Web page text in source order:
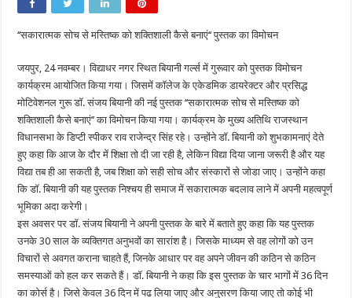
युग
डॉ.
बियानी
‘‘सकारात्मक सोच से मस्तिष्क को शक्तिशाली कैसे बनाएं‘‘ पुस्तक का विमोचन
जयपुर, 24 नवम्बर। विद्याधर नगर स्थित बियानी गर्ल्स में गुरूवार को पुस्तक विमोचन
कार्यक्रम आयोजित किया गया। जिसमें कॉलेज के एकेडमिक डायरेक्टर और प्रसिद्ध
मोटिवेशनल गुरू डॉ. संजय बियानी की नई पुस्तक ‘‘सकारात्मक सोच से मस्तिष्क को
शक्तिशाली कैसे बनाएं’’ का विमोचन किया गया। कार्यक्रम के मुख्य अतिथि राजस्थान
विधानसभा के डिप्टी स्पीकर राव राजेन्द्र सिंह रहे। उन्होंने डॉ. बियानी को शुभकामनाएं देते
हुए कहा कि आज के दौर में शिक्षा तो दी जा रही है, लेकिन विद्या दिया जाना जरूरी है और यह
विद्या तब ही आ सकती है, जब शिक्षा को सही सोच और संस्कारों से जोडा जाए। उन्होंने कहा
कि डॉ. बियानी की यह पुस्तक निश्चय ही समाज में सकारात्मक बदलाव लाने में अपनी महत्वपूर्ण
भूमिका अदा करेगी।
इस अवसर पर डॉ. संजय बियानी ने अपनी पुस्तक के बारे में बताते हुए कहा कि यह पुस्तक
उनके 30 साल के व्यक्तिगत अनुभवों का सारांश है। जिसके माध्यम से वह लोगों को उन
विचारों से अवगत कराना चाहते हैं, जिनके आधार पर वह अपने जीवन की कठिन से कठिन
समस्याओं को हल कर सकते हैं। डॉ. बियानी ने कहा कि इस पुस्तक के चार भागों में 36 दिन
का कोर्स है। जिसे केवल 36 दिन में पढ लिया जाए और अनुसरण किया जाए तो कोई भी